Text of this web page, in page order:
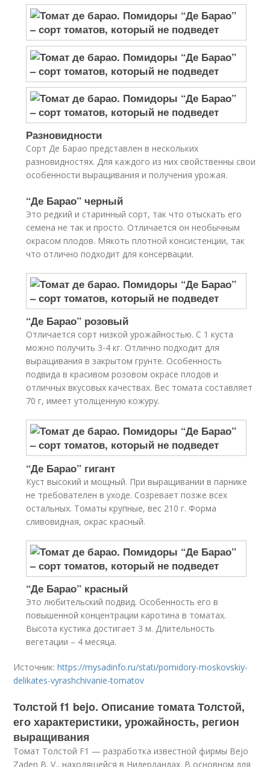
Разновидности
Сорт Де Барао представлен в нескольких
разновидностях. Для каждого из них свойственны свои
особенности выращивания и получения урожая.
“Де Барао” черный
Это редкий и старинный сорт, так что отыскать его
семена не так и просто. Отличается он необычным
окрасом плодов. Мякоть плотной консистенции, так
что отлично подходит для консервации.
“Де Барао” розовый
Отличается сорт низкой урожайностью. С 1 куста
можно получить 3-4 кг. Отлично подходит для
выращивания в закрытом грунте. Особенность
подвида в красивом розовом окрасе плодов и
отличных вкусовых качествах. Вес томата составляет
70 г, имеет утолщенную кожуру.
“Де Барао” гигант
Куст высокий и мощный. При выращивании в парнике
не требователен в уходе. Созревает позже всех
остальных. Томаты крупные, вес 210 г. Форма
сливовидная, окрас красный.
“Де Барао” красный
Это любительский подвид. Особенность его в
повышенной концентрации каротина в томатах.
Высота кустика достигает 3 м. Длительность
вегетации – 4 месяца.
Источник:https://mysadinfo.ru/stati/pomidory-moskovskiy-
delikates-vyrashchivanie-tomatov
Толстой f1 bejo. Описание томата Толстой,
его характеристики, урожайность, регион
выращивания
Томат Толстой F1 — разработка известной фирмы Bejo
Zaden B. V., находящейся в Нидерландах. В основном для